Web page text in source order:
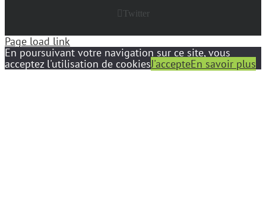
Twitter
Page load link
En poursuivant votre navigation sur ce site, vous
acceptez l'utilisation de cookiesJ'accepteEn savoir plus